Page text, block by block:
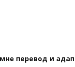
перевод и